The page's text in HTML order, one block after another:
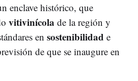
enclave histórico, que
vitivinícola de la región y
en sostenibilidad e
de que se inaugure en